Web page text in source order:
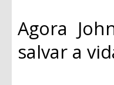
Agora
salvar a